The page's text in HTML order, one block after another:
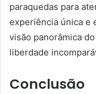
paraquedas para
experiência única e
visão panorâmica
liberdade
Conclusão